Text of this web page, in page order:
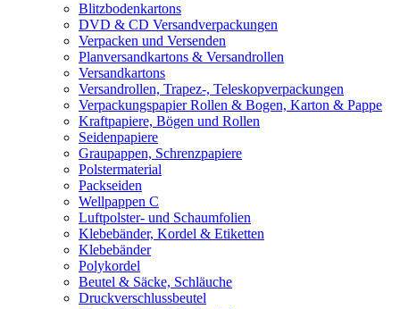
Blitzbodenkartons
DVD & CD Versandverpackungen
Verpacken und Versenden
Planversandkartons & Versandrollen
Versandkartons
Versandrollen, Trapez-, Teleskopverpackungen
Verpackungspapier Rollen & Bogen, Karton & Pappe
Kraftpapiere, Bögen und Rollen
Seidenpapiere
Graupappen, Schrenzpapiere
Polstermaterial
Packseiden
Wellpappen C
Luftpolster- und Schaumfolien
Klebebänder, Kordel & Etiketten
Klebebänder
Polykordel
Beutel & Säcke, Schläuche
Druckverschlussbeutel